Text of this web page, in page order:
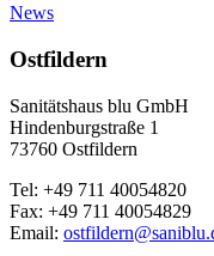
News
Ostfildern
Sanitätshaus blu GmbH
Hindenburgstraße 1
73760 Ostfildern
Tel: +49 711 40054820
Fax: +49 711 40054829
Email: